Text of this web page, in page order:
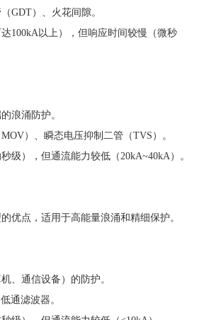
GDT）、火花间隙。
100kA以上），但响应时间较慢（微秒
浪涌防护。
MOV）、瞬态电压抑制二管（TVS）。
级），但通流能力较低（20kA~40kA）。
优点，适用于高能量浪涌和精细保护。
、通信设备）的防护。
通滤波器。